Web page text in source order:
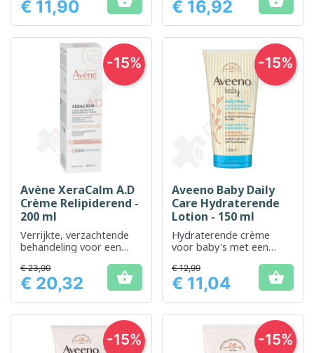
Prijs
€ 11,90 Prijs
€ 16,92
Avène XeraCalm A.D
Crème Relipiderend -
200 ml
Verrijkte, verzachtende
behandeling voor een
huid
Prijs
€ 23,90
€ 20,32 
-15%
Aveeno Baby Daily
Care Hydraterende
Lotion - 150 ml
Hydraterende crème
voor baby's met een
eczeemgevoelige huid,
geschikt voor lichaam en
gezicht.
Prijs
€ 12,99
€ 11,04 
-15%
-15% -15%